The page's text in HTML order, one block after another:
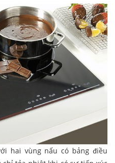
hai vùng nấu có bảng điều